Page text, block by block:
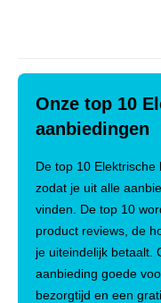
Onze top 10
aanbiedingen
De top 10
zodat je uit alle
vinden. De top 10
product reviews, de
je uiteindelijk betaalt.
aanbieding goede
bezorgtijd en een